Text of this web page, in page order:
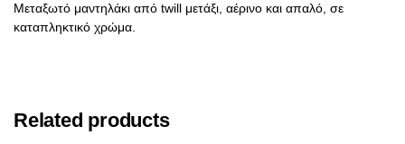
Μεταξωτό μαντηλάκι από twill μετάξι, αέρινο και απαλό, σε
καταπληκτικό χρώμα.
Related products